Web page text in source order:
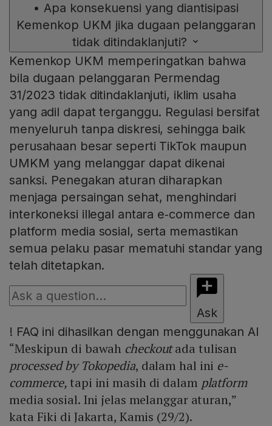
• Apa konsekuensi yang diantisipasi
Kemenkop UKM jika dugaan pelanggaran
tidak ditindaklanjuti?
Kemenkop UKM memperingatkan bahwa
bila dugaan pelanggaran Permendag
31/2023 tidak ditindaklanjuti, iklim usaha
yang adil dapat terganggu. Regulasi bersifat
menyeluruh tanpa diskresi, sehingga baik
perusahaan besar seperti TikTok maupun
UMKM yang melanggar dapat dikenai
sanksi. Penegakan aturan diharapkan
menjaga persaingan sehat, menghindari
interkoneksi illegal antara e‑commerce dan
platform media sosial, serta memastikan
semua pelaku pasar mematuhi standar yang
telah ditetapkan.
Ask
! FAQ ini dihasilkan dengan menggunakan AI
“Meskipun di bawah checkoutada tulisan
processed by Tokopedia, dalam hal ini e-
commerce,tapi ini masih di dalam platform
media sosial. Ini jelas melanggar aturan,”
kata Fiki di Jakarta, Kamis (29/2).